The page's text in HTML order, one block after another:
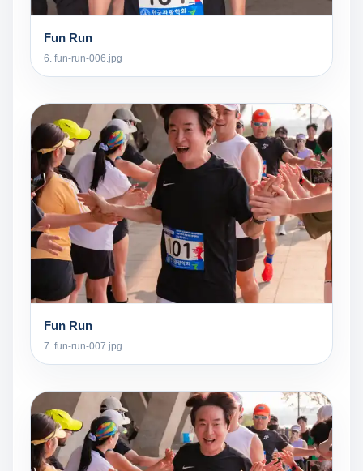
Fun Run
6. fun-run-006.jpg
Fun Run
7. fun-run-007.jpg